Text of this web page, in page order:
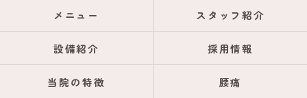
メニュー スタッフ紹介
設備紹介 採用情報
当院の特徴 腰痛